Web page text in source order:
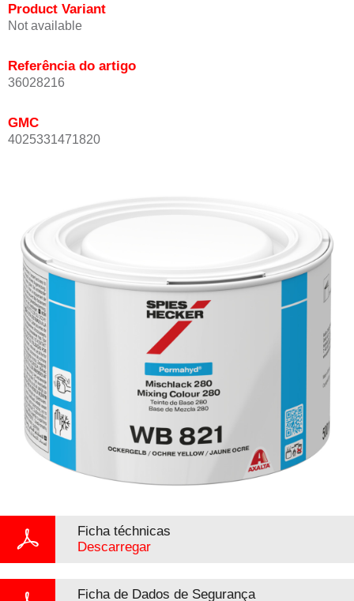
Product Variant
Not available
Referência do artigo
36028216
GMC
4025331471820
Ficha téchnicas
Descarregar
Ficha de Dados de Segurança